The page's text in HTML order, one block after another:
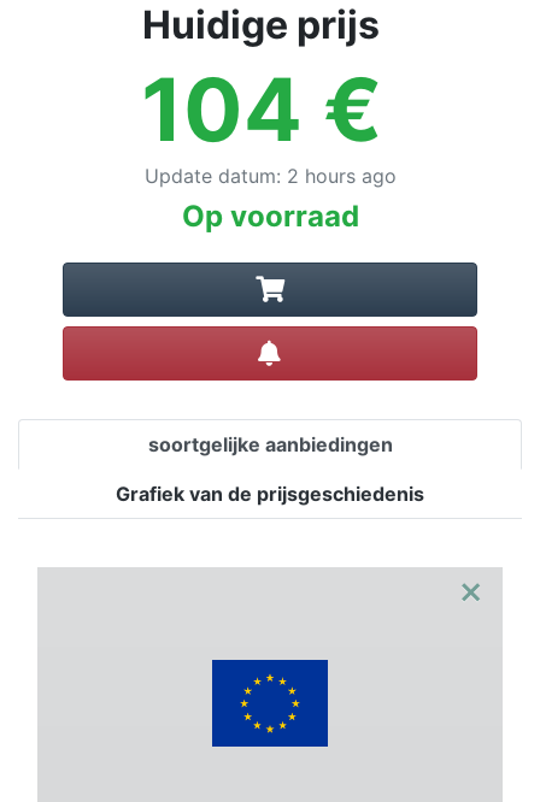
Huidige prijs
104 €
Update datum: 2 hours ago
Op voorraad
soortgelijke aanbiedingen
Grafiek van de prijsgeschiedenis
×